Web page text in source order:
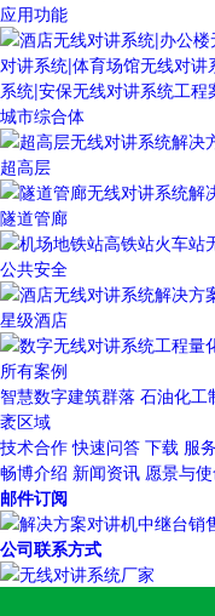
应用功能
城市综合体
超高层
隧道管廊
公共安全
星级酒店
所有案例
智慧数字建筑群落 石油化工
袤区域
技术合作 快速问答 下载 服
畅博介绍 新闻资讯 愿景与
邮件订阅
公司联系方式